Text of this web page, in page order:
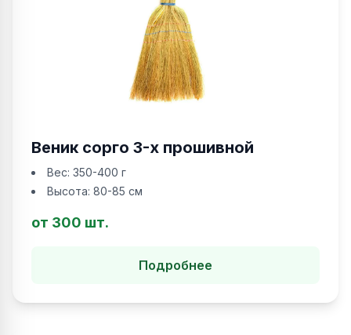
Веник сорго 3-х прошивной
Вес: 350-400 г
Высота: 80-85 см
от 300 шт.
Подробнее